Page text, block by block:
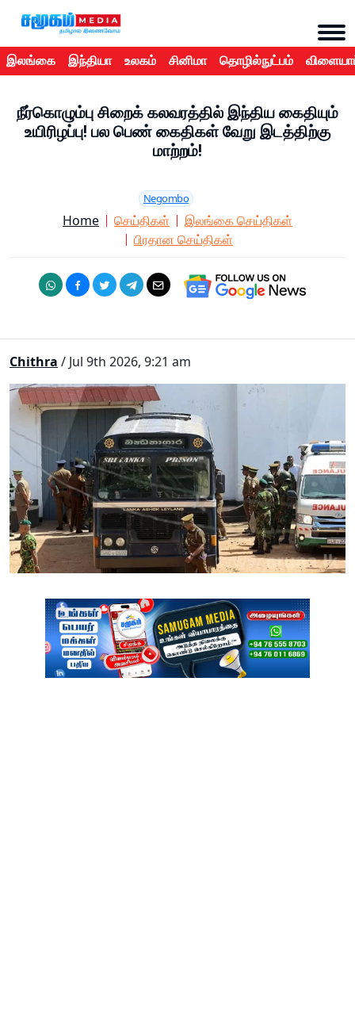
இலங்கை இந்தியா உலகம் சினிமா தொழில்நுட்பம்
நீர்கொழும்பு சிறைக் கலவரத்தில் இந்திய கைதியும்
உயிரிழப்பு! பல பெண் கைதிகள் வேறு இடத்திற்கு
மாற்றம்!
Negombo
Home செய்திகள்
இலங்கை செய்திகள்
பிரதான செய்திகள்
Chithra / Jul 9th 2026, 9:21 am